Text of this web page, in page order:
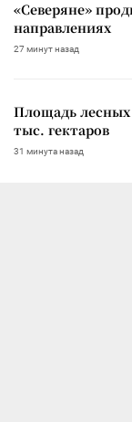
«Северяне»
направлениях
27 минут назад
Площадь лесных
тыс. гектаров
31 минута назад